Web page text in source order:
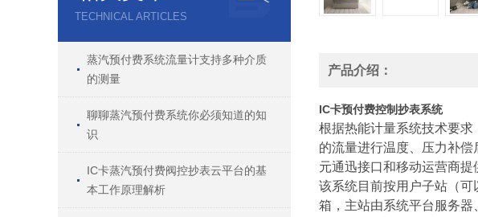
TECHNICAL ARTICLES
蒸汽预付费系统流量计支持多种介质
的测量
聊聊蒸汽预付费系统你必须知道的知
识
IC卡蒸汽预付费阀控抄表云平台的基
本工作原理解析
产品介绍：
IC卡预付费控制抄表系统
根据热能计量系统技术要
的流量进行温度、压力补偿
元通迅接口和移动运营商提
该系统目前按用户子站（可
箱 ，主站由系统平台服务器